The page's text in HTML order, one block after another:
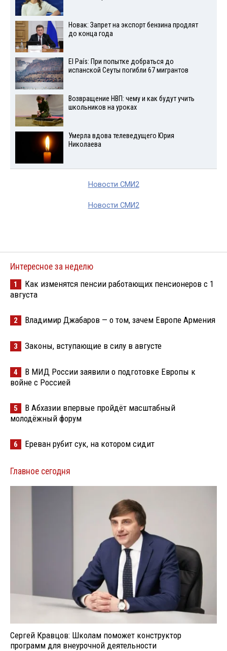
Новак: Запрет на экспорт бензина продлят
до конца года
El País: При попытке добраться до
испанской Сеуты погибли 67 мигрантов
Возвращение НВП: чему и как будут учить
школьников на уроках
Умерла вдова телеведущего Юрия
Николаева
Новости СМИ2
Новости СМИ2
Интересное за неделю
1
Как изменятся пенсии работающих пенсионеров с 1
августа
2 Владимир Джабаров — о том, зачем Европе Армения
3 Законы, вступающие в силу в августе
4
В МИД России заявили о подготовке Европы к
войне с Россией
5
В Абхазии впервые пройдёт масштабный
молодёжный форум
6 Ереван рубит сук, на котором сидит
Главное сегодня
Сергей Кравцов: Школам поможет конструктор
программ для внеурочной деятельности